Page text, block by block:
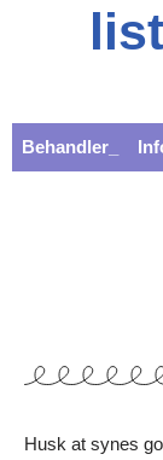
Behandler_
Husk at synes